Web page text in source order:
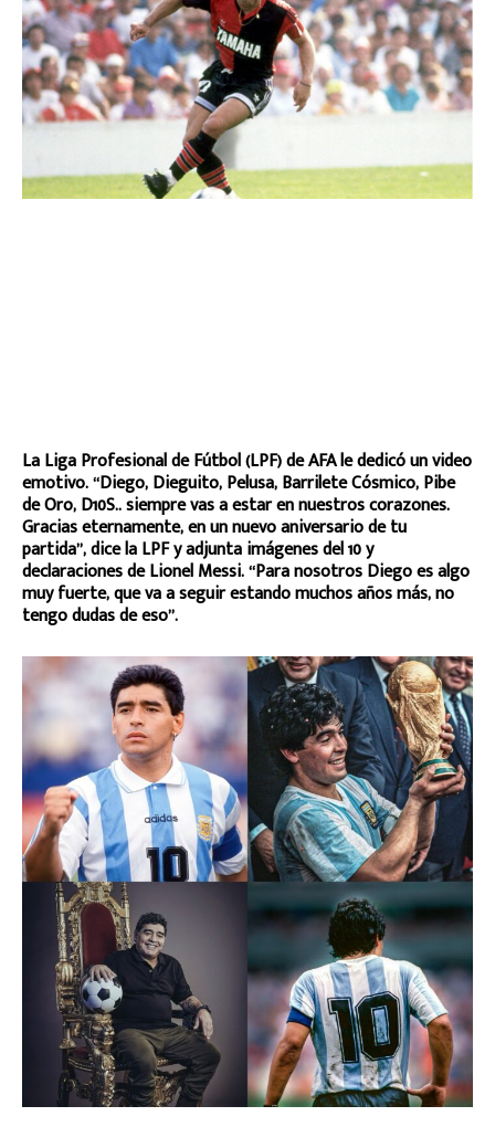
La Liga Profesional de Fútbol (LPF) de AFA le dedicó un video
emotivo. “Diego, Dieguito, Pelusa, Barrilete Cósmico, Pibe
de Oro, D10S.. siempre vas a estar en nuestros corazones.
Gracias eternamente, en un nuevo aniversario de tu
partida”, dice la LPF y adjunta imágenes del 10 y
declaraciones de Lionel Messi. “Para nosotros Diego es algo
muy fuerte, que va a seguir estando muchos años más, no
tengo dudas de eso”.